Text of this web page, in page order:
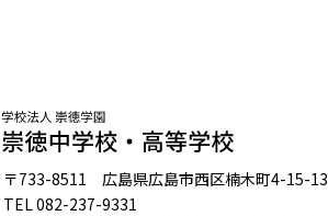
〒733-8511 広島県広島市西区楠木町4-15-13
TEL 082-237-9331